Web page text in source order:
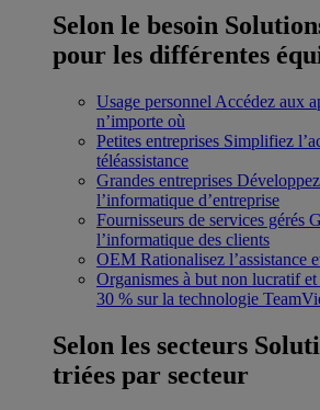
Selon le besoin
pour les différentes
Usage personnel Accédez aux
n’importe où
Petites entreprises Simplifiez
téléassistance
Grandes entreprises
l’informatique d’entreprise
Fournisseurs de services gérés
l’informatique des clients
OEM Rationalisez l’assistance
Organismes à but non lucratif
30 % sur la technologie
Selon les secteurs
triées par secteur